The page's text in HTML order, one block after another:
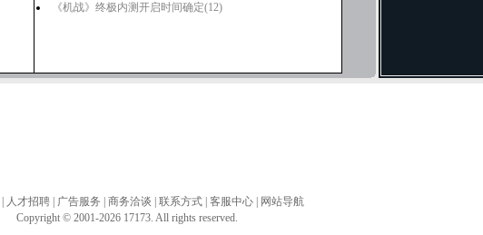
《机战》终极内测开启时间确定(12)
人才招聘 广告服务 商务洽谈 联系方式 客服中心
网站导航
Copyright © 2001-2026 17173. All rights reserved.